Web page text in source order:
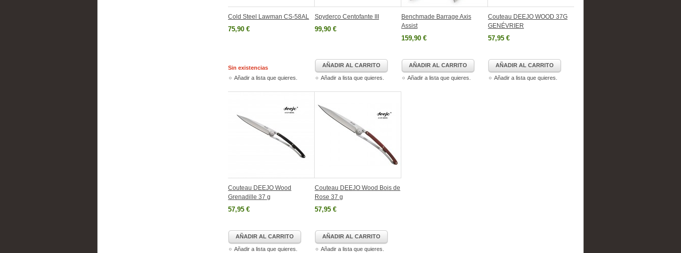
Cold Steel Lawman CS-58AL
75,90 €
Sin existencias
Añadir a lista que quieres.
Spyderco Centofante III
99,90 €
AÑADIR AL CARRITO
Añadir a lista que quieres.
Benchmade Barrage Axis
Assist
159,90 €
AÑADIR AL CARRITO
Añadir a lista que quieres.
Couteau DEEJO WOOD 37G
GENÉVRIER
57,95 €
AÑADIR AL CARRITO
Añadir a lista que quieres.
Couteau DEEJO Wood
Grenadille 37 g
57,95 €
AÑADIR AL CARRITO
Añadir a lista que quieres.
Couteau DEEJO Wood Bois de
Rose 37 g
57,95 €
AÑADIR AL CARRITO
Añadir a lista que quieres.